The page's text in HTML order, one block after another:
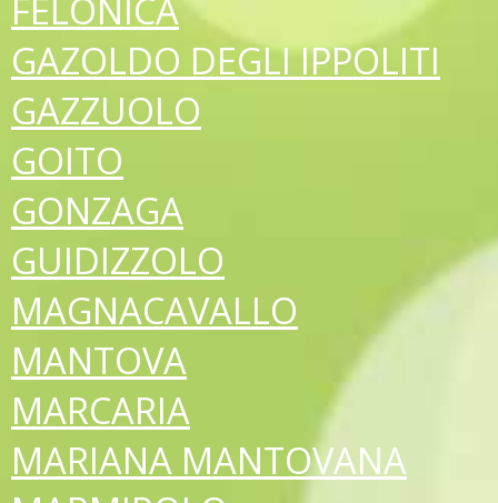
FELONICA
GAZOLDO DEGLI IPPOLITI
GAZZUOLO
GOITO
GONZAGA
GUIDIZZOLO
MAGNACAVALLO
MANTOVA
MARCARIA
MARIANA MANTOVANA